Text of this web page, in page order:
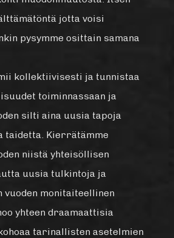
jotta voisi
pysymme osittain samana
kollektiivisesti ja tunnistaa
toiminnassaan ja
silti aina uusia tapoja
taidetta. Kierrätämme
niistä yhteisöllisen
uusia tulkintoja ja
vuoden monitaiteellinen
yhteen draamaattisia
tarinallisten asetelmien